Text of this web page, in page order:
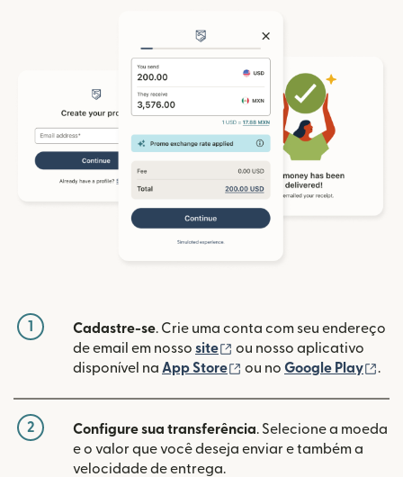
1 Cadastre-se. Crie uma conta com seu endereço
de email em nosso site (abre em uma nova
ou nosso aplicativo
disponível na App Store (abre em uma nova
ou no Google Play .
2 Configure sua transferência. Selecione a moeda
e o valor que você deseja enviar e também a
velocidade de entrega.